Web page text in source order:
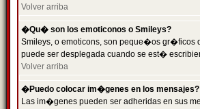
Volver arriba
�Qu� son los emoticonos o Smileys?
Smileys, o emoticons, son peque�os gr�ficos
puede ser desplegada cuando se est�
Volver arriba
�Puedo colocar im�genes en los mensajes?
Las im�genes pueden ser adheridas en sus